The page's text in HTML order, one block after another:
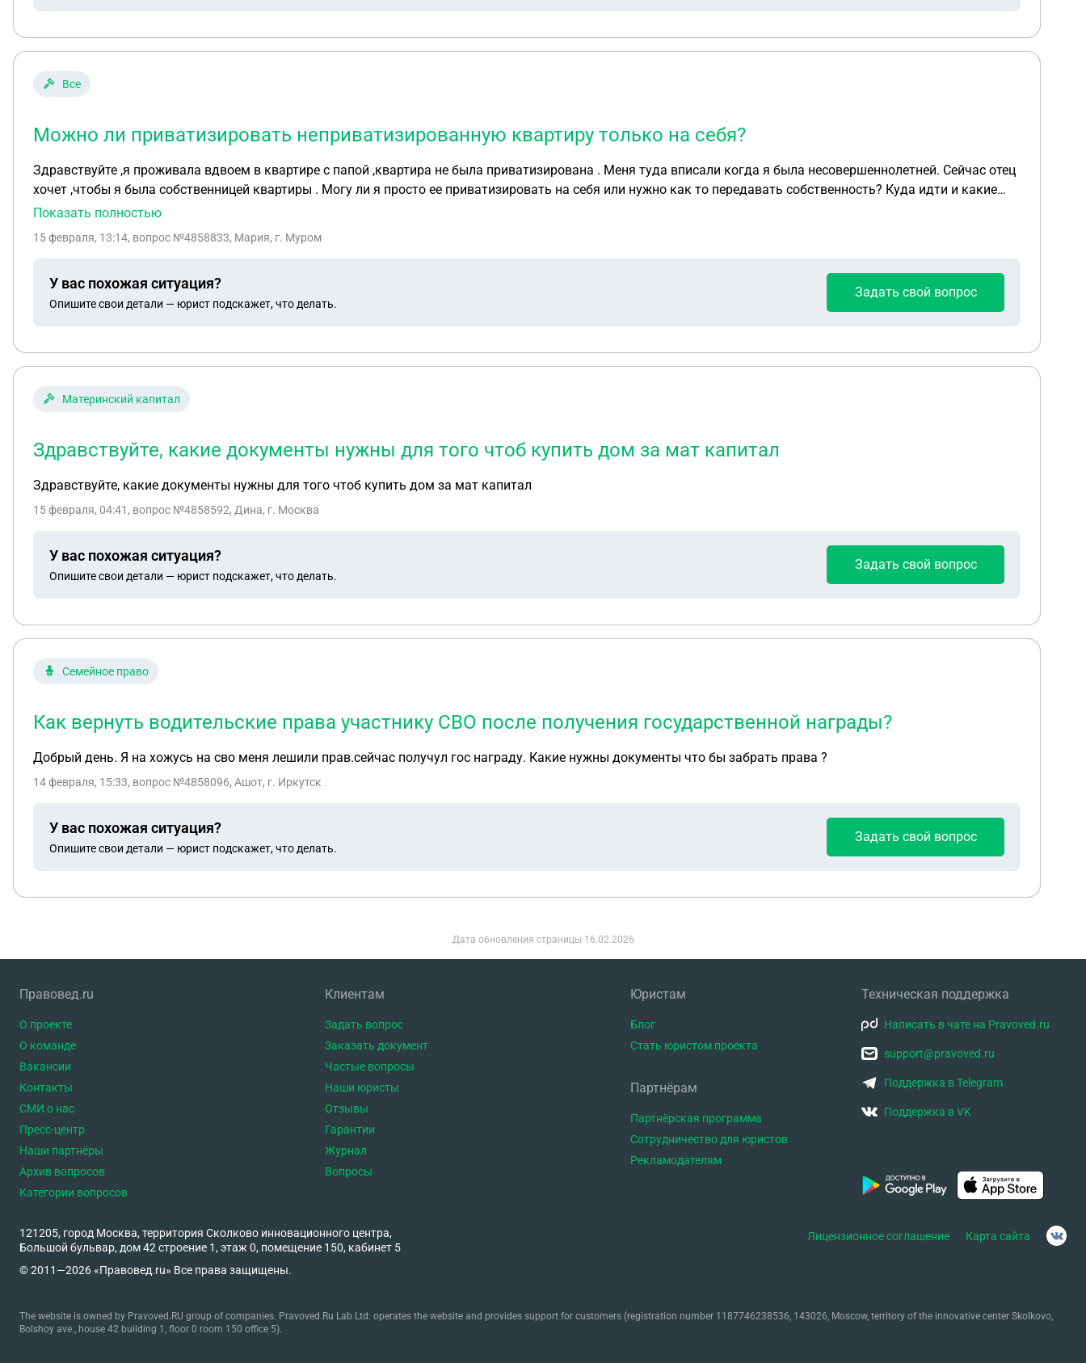
Все
Можно ли приватизировать неприватизированную квартиру только на себя?
Здравствуйте ,я проживала вдвоем в квартире с папой ,квартира не была приватизирована . Меня туда вписали когда я была несовершеннолетней. Сейчас отец
хочет ,чтобы я была собственницей квартиры . Могу ли я просто ее приватизировать на себя или нужно как то передавать собственность? Куда идти и какие
документы нужны ?
Показать полностью
15 февраля, 13:14, вопрос №4858833, Мария, г. Муром
У вас похожая ситуация?
Опишите свои детали — юрист подскажет, что делать.
Задать свой вопрос
Материнский капитал
Здравствуйте, какие документы нужны для того чтоб купить дом за мат капитал
Здравствуйте, какие документы нужны для того чтоб купить дом за мат капитал
15 февраля, 04:41 , вопрос №4858592, Дина, г. Москва
У вас похожая ситуация?
Опишите свои детали — юрист подскажет, что делать.
Задать свой вопрос
Семейное право
Как вернуть водительские права участнику СВО после получения государственной награды?
Добрый день. Я на хожусь на сво меня лешили прав.сейчас получул гос награду. Какие нужны документы что бы забрать права ?
14 февраля, 15:33, вопрос №4858096, Ашот, г. Иркутск
У вас похожая ситуация?
Опишите свои детали — юрист подскажет, что делать.
Задать свой вопрос
Дата обновления страницы 16.02.2026
Правовед.ru
О проекте
О команде
Вакансии
Контакты
СМИ о нас
Пресс-центр
Наши партнёры
Архив вопросов
Категории вопросов
Клиентам
Задать вопрос
Заказать документ
Частые вопросы
Наши юристы
Отзывы
Гарантии
Журнал
Вопросы
Юристам
Блог
Стать юристом проекта
Партнёрам
Партнёрская программа
Сотрудничество для юристов
Рекламодателям
Техническая поддержка
Написать в чате на Pravoved.ru
support@pravoved.ru
Поддержка в Telegram
Поддержка в VK
121205, город Москва, территория Сколково инновационного центра,
Большой бульвар, дом 42 строение 1, этаж 0, помещение 150, кабинет 5
© 2011—2026 «Правовед.ru» Все права защищены.
Лицензионное соглашение Карта сайта
The website is owned by Pravoved.RU group of companies. Pravoved.Ru Lab Ltd. operates the website and provides support for customers (registration number 1187746238536, 143026, Moscow, territory of the innovative center Skolkovo,
Bolshoy ave., house 42 building 1, floor 0 room 150 office 5).